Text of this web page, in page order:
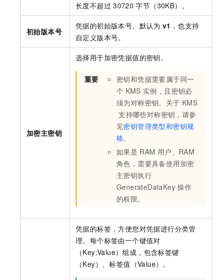
长度不超过 30720 字节（30KB）。
初始版本号
凭据的初始版本号。默认为 v1 ，也支持
自定义版本号。
加密主密钥
选择用于加密凭据值的密钥。
重要
密钥和凭据需要属于同一
个 KMS 实例，且密钥必
须为对称密钥。关于 KMS
支持哪些对称密钥，请参
见密钥管理类型和密钥规
格。
如果是 RAM 用户、RAM
角色，需要具备使用加密
主密钥执行
GenerateDataKey 操作
的权限。
凭据的标签，方便您对凭据进行分类管
理。每个标签由一个键值对
（Key:Value）组成，包含标签键
（Key）、标签值（Value）。